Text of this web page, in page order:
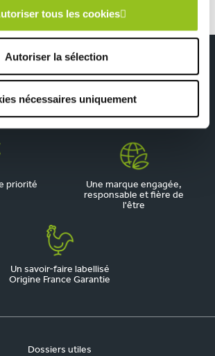
tous les cookies
Autoriser la sélection
nécessaires uniquement
respecte votre budget
priorité
Une marque engagée,
responsable et fière de
l'être
Un savoir-faire labellisé
Origine France Garantie
Dossiers utiles